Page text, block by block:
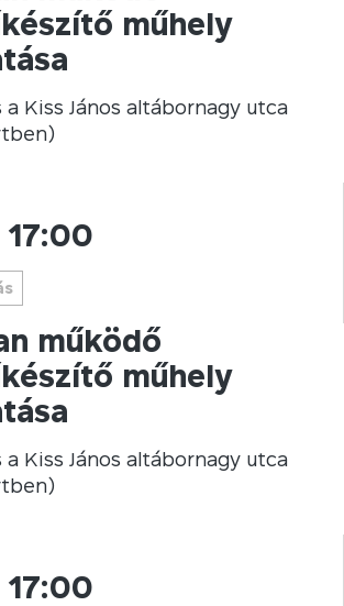
műhely
Kiss János altábornagy utca
17:00
működő
műhely
Kiss János altábornagy utca
17:00